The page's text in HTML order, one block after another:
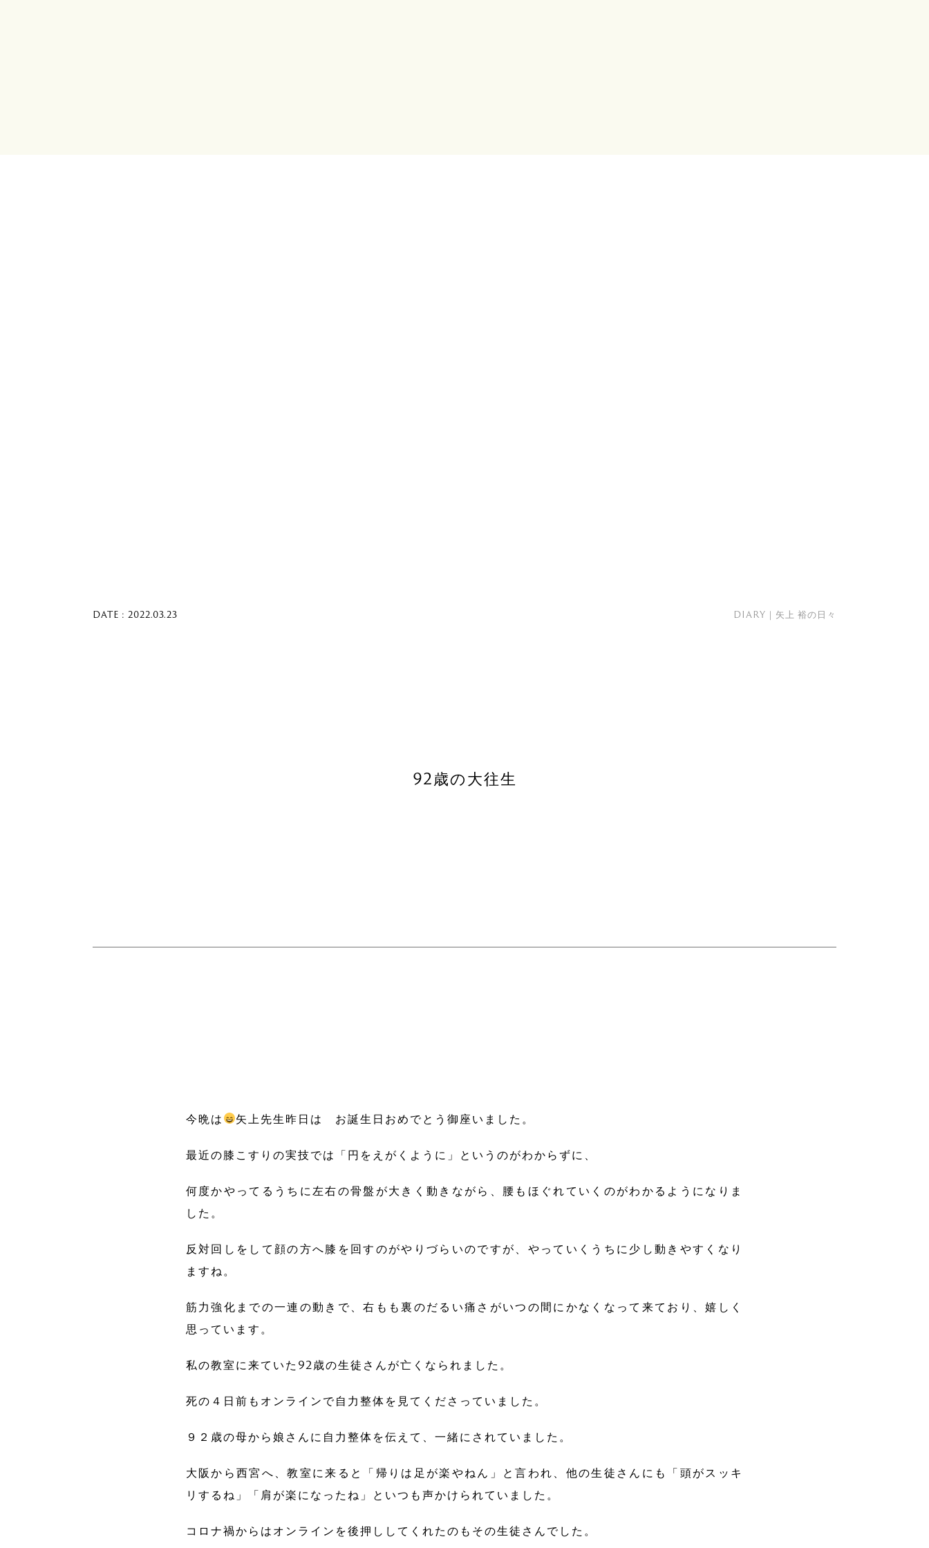
DATE : 2022.03.23 DIARY｜矢上 裕の日々
92歳の大往生
今晩は 矢上先生昨日は お誕生日おめでとう御座いました。
最近の膝こすりの実技では「円をえがくように」というのがわからずに、
何度かやってるうちに左右の骨盤が大きく動きながら、腰もほぐれていくのがわかるようになりま
した。
反対回しをして顔の方へ膝を回すのがやりづらいのですが、やっていくうちに少し動きやすくなり
ますね。
筋力強化までの一連の動きで、右もも裏のだるい痛さがいつの間にかなくなって来ており、嬉しく
思っています。
私の教室に来ていた92歳の生徒さんが亡くなられました。
死の４日前もオンラインで自力整体を見てくださっていました。
９２歳の母から娘さんに自力整体を伝えて、一緒にされていました。
大阪から西宮へ、教室に来ると「帰りは足が楽やねん」と言われ、他の生徒さんにも「頭がスッキ
リするね」「肩が楽になったね」といつも声かけられていました。
コロナ禍からはオンラインを後押ししてくれたのもその生徒さんでした。